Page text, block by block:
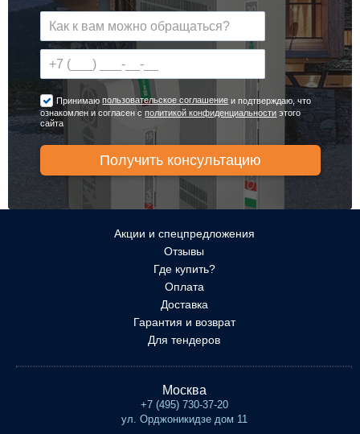
Принимаюпользовательское соглашение и подтверждаю, что
ознакомлен и согласен сполитикой конфиденциальности этого
сайта
Акции и спецпредложения
Отзывы
Где купить?
Оплата
Доставка
Гарантия и возврат
Для тендеров
Москва
+7 (495) 730-37-20
ул. Орджоникидзе дом 11